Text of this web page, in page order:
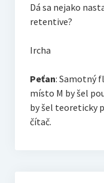
Dá sa nejako
retentive?
Ircha
Peťan: Samotný
místo M by šel
by šel teoreticky
čítač.